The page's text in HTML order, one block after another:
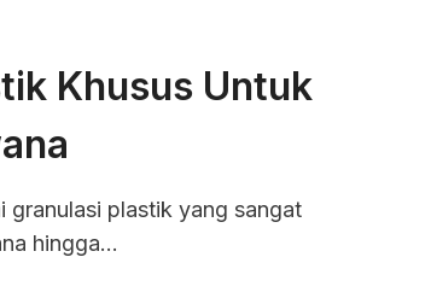
Khusus Untuk
granulasi plastik yang sangat
hingga…